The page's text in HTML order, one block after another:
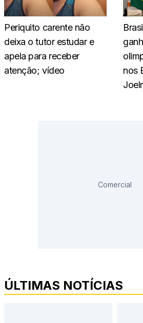
Periquito carente não
deixa o tutor estudar e
apela para receber
atenção; vídeo
nos
Comercial
ÚLTIMAS NOTÍCIAS